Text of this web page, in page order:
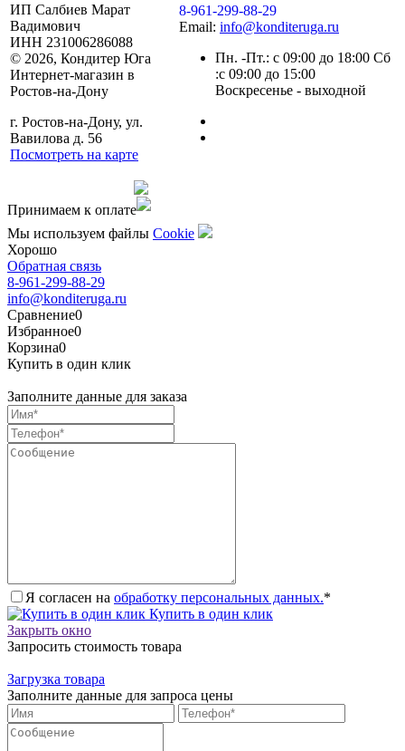
ИП Салбиев Марат
Вадимович
ИНН 231006286088
© 2026, Кондитер Юга
Интернет-магазин в
Ростов-на-Дону
г. Ростов-на-Дону, ул.
Вавилова д. 56
Посмотреть на карте
8-961-299-88-29
Email: info@konditeruga.ru
Пн. -Пт.: с 09:00 до 18:00 Сб
:с 09:00 до 15:00
Воскресенье - выходной
Принимаем к оплате
Мы используем файлы Сookie
Хорошо
Обратная связь
8-961-299-88-29
info@konditeruga.ru
Сравнение0
Избранное0
Корзина0
Купить в один клик
Заполните данные для заказа
Я согласен на обработку персональных данных.*
Купить в один клик
Закрыть окно
Запросить стоимость товара
Загрузка товара
Заполните данные для запроса цены